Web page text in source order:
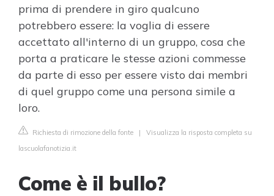
prima di prendere in giro qualcuno
potrebbero essere: la voglia di essere
accettato all'interno di un gruppo, cosa che
porta a praticare le stesse azioni commesse
da parte di esso per essere visto dai membri
di quel gruppo come una persona simile a
loro.
Richiesta di rimozione della fonte | Visualizza la risposta completa su
lascuolafanotizia.it
Come è il bullo?